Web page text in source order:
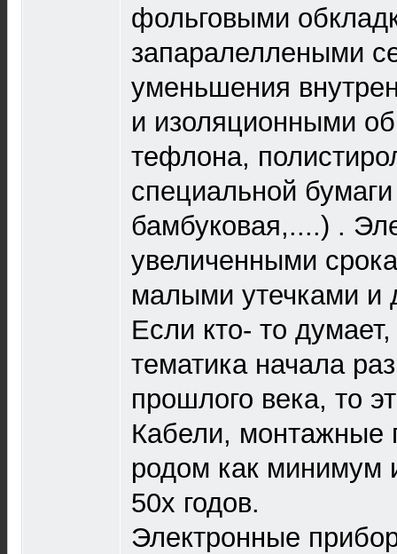
фольговыми
запаралеллеными
уменьшения
и изоляционными
тефлона,
специальной
бамбуковая,....) .
увеличенными
малыми утечками и
Если кто- то
тематика начала
прошлого века, то
Кабели, монтажные
родом как минимум
50х годов.
Электронные